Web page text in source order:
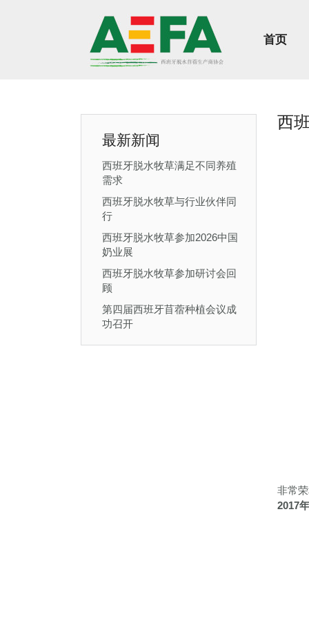
首页
西
非常
2017
最新新闻
西班牙脱水牧草满足不同养殖
需求
西班牙脱水牧草与行业伙伴同
行
西班牙脱水牧草参加2026中国
奶业展
西班牙脱水牧草参加研讨会回
顾
第四届西班牙苜蓿种植会议成
功召开